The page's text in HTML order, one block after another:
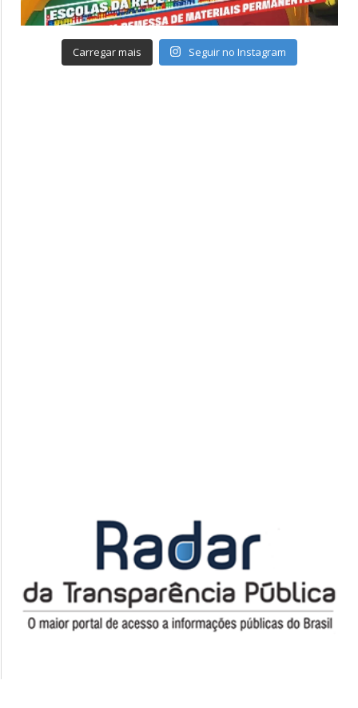
Carregar mais Seguir no Instagram